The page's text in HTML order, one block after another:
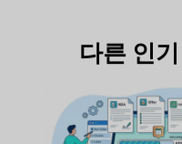
다른 인